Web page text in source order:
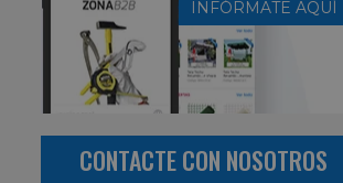
INFÓRMATE AQUÍ
CONTACTE CON NOSOTROS